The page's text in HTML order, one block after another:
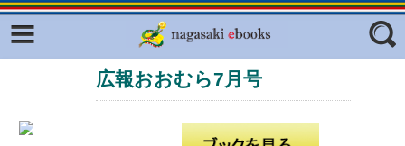
フリーワード
広報おおむら7月号
Facebook
ふくいろキラリプロジェクト
ラリー（TOKYO Brochures）